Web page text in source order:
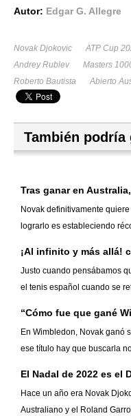
Autor: Edgar G. Allegre
Novak Djokovic ATP Cup
Andrey Rublev
Masters
Roberto Bautista
Abierto
También podría
Tras ganar en
Novak definitivamente
lograrlo es estableciendo
¡Al infinito y más allá!
Justo cuando pensábamos
el tenis español cuando se
“Cómo fue que gané
En Wimbledon, Novak ganó
ese título hay que buscarla
El Nadal de 2022 es el
Hace un año era Novak
Australiano y el Roland